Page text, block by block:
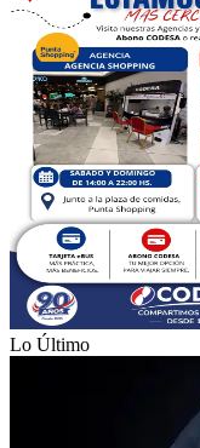
Lo Último